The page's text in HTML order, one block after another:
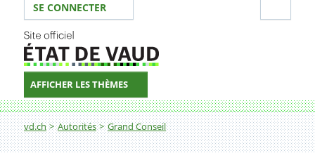
Votre identité
SE CONNECTER
AFFICHER LES THÈMES
Fil d'Ariane
vd.ch Autorités Grand Conseil